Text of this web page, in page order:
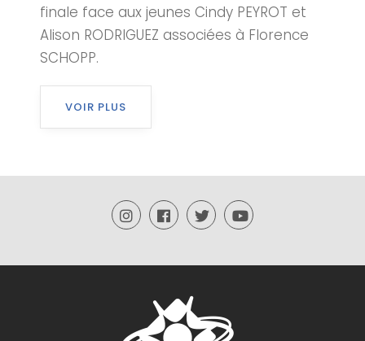
finale face aux jeunes Cindy PEYROT et
Alison RODRIGUEZ associées à Florence
SCHOPP.
VOIR PLUS